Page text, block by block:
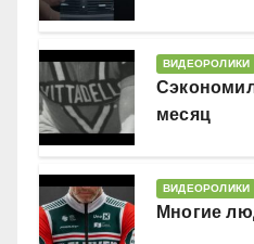
ВИДЕОРОЛИКИ
месяц
ВИДЕОРОЛИКИ
Многие